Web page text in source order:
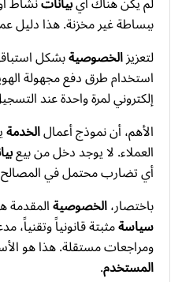
ببساطة غير مخزنة. هذا دليل
لتعزيزالخصوصيةبشكل
استخدام طرق دفع مجهولة
إلكتروني لمرة واحدة عند
الأهم، أن نموذج أعمالالخدمة
العملاء. لا يوجد دخل من بيع
أي تضارب محتمل في
باختصار،الخصوصيةالمقدمة
سياسةمثبتة قانونياً وتقنياً،
ومراجعات مستقلة. هذا هو
المستخدم.